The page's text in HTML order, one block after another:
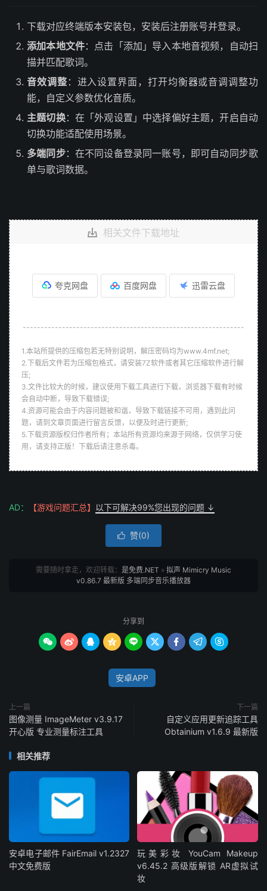
下载对应终端版本安装包，安装后注册账号并登录。
添加本地文件：点击「添加」导入本地音视频，自动扫
描并匹配歌词。
音效调整 ：进入设置界面，打开均衡器或音调调整功
能，自定义参数优化音质。
主题切换：在「外观设置」中选择偏好主题，开启自动
切换功能适配使用场景。
多端同步：在不同设备登录同一账号，即可自动同步歌
单与歌词数据。
相关文件下载地址
夸克网盘 百度网盘 迅雷云盘
--------------------------------------------------------------
1.本站所提供的压缩包若无特别说明，解压密码均为www.4mf.net;
2.下载后文件若为压缩包格式，请安装7Z软件或者其它压缩软件进行解
压;
3.文件比较大的时候，建议使用下载工具进行下载，浏览器下载有时候
会自动中断，导致下载错误;
4.资源可能会由于内容问题被和谐，导致下载链接不可用，遇到此问
题，请到文章页面进行留言反馈，以便及时进行更新;
5.下载资源版权归作者所有；本站所有资源均来源于网络，仅供学习使
用，请支持正版！下载后请注意杀毒。
AD： 【游戏问题汇总】 以下可解决99%您出现的问题 ↓
 赞(0)
需要随时拿走，欢迎转载： 是免费.NET » 拟声 Mimicry Music
v0.86.7 最新版 多端同步音乐播放器
分享到
        
安卓APP
上一篇
图像测量 ImageMeter v3.9.17
开心版 专业测量标注工具
下一篇
自定义应用更新追踪工具
Obtainium v1.6.9 最新版
相关推荐
安卓电子邮件 FairEmail v1.2327
中文免费版
玩美彩妆 YouCam Makeup
v6.45.2 高级版解锁 AR虚拟试
妆